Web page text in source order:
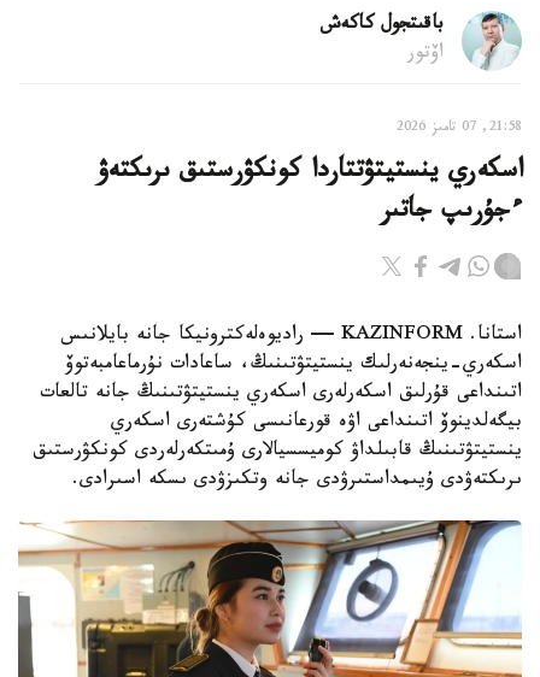
باقىتجول كاكەش
اۆتور
21:58, 07 تامىز 2026
اسكەري ينستيتۋتتاردا كونكۋرستىق ىرىكتەۋ
ءجۇرىپ جاتىر
استانا. KAZINFORM — راديوەلەكترونيكا جانە بايلانىس
اسكەري-ينجەنەرلىك ينستيتۋتىنىڭ، ساعادات نۇرماعامبەتوۆ
اتىنداعى قۇرلىق اسكەرلەرى اسكەري ينستيتۋتىنىڭ جانە تالعات
بيگەلدينوۆ اتىنداعى اۋە قورعانىسى كۇشتەرى اسكەري
ينستيتۋتىنىڭ قابىلداۋ كوميسسيالارى ۇمىتكەرلەردى كونكۋرستىق
ىرىكتەۋدى ۇيىمداستىرۋدى جانە وتكىزۋدى ىسكە اسىرادى.